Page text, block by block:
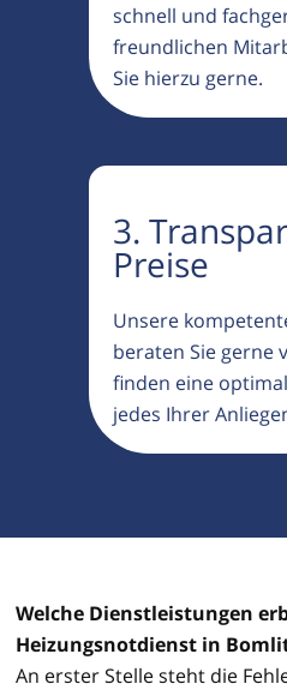
schnell und
freundlichen
Sie hierzu gerne.
3.
Preise
Unsere
beraten Sie gerne
finden eine
jedes Ihrer
Welche Dienstleistungen
Heizungsnotdienst in
An erster Stelle steht die